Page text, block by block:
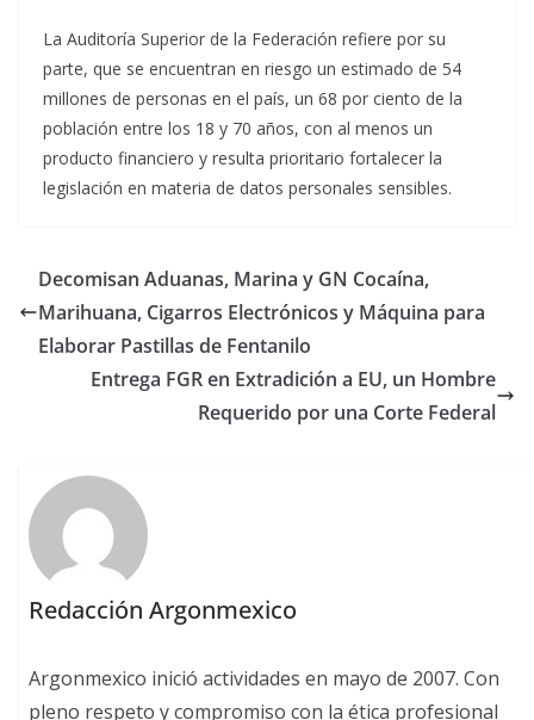
La Auditoría Superior de la Federación refiere por su
parte, que se encuentran en riesgo un estimado de 54
millones de personas en el país, un 68 por ciento de la
población entre los 18 y 70 años, con al menos un
producto financiero y resulta prioritario fortalecer la
legislación en materia de datos personales sensibles.
Decomisan Aduanas, Marina y GN Cocaína,
Marihuana, Cigarros Electrónicos y Máquina para
Elaborar Pastillas de Fentanilo
Entrega FGR en Extradición a EU, un Hombre
Requerido por una Corte Federal
Redacción Argonmexico
Argonmexico inició actividades en mayo de 2007. Con
pleno respeto y compromiso con la ética profesional